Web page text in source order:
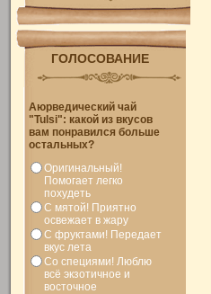
ГОЛОСОВАНИЕ
Аюрведический чай
"Tulsi": какой из вкусов
вам понравился больше
остальных?
Оригинальный!
Помогает легко
похудеть
С мятой! Приятно
освежает в жару
С фруктами! Передает
вкус лета
Со специями! Люблю
всё экзотичное и
восточное